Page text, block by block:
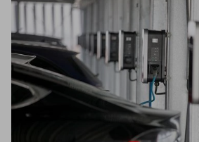
Center, nous avons réduit la
25 pour cent – grâce à la nouvelle
machines.